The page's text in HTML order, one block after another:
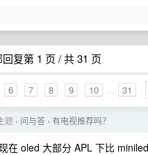
复第 1 页 / 共 31 页
6 7 8 9 10 ... 31
题 › 问与答 › 有电视推荐吗？
在 oled 大部分 APL 下比